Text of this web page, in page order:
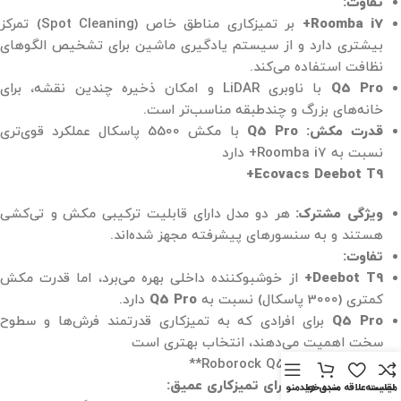
Roomba i7+
بر تمیزکاری مناطق خاص (Spot Cleaning) تمرکز
بیشتری دارد و از سیستم یادگیری ماشین برای تشخیص الگوهای
نظافت استفاده می‌کند.
Q5 Pro
با ناوبری LiDAR و امکان ذخیره چندین نقشه، برای
خانه‌های بزرگ و چندطبقه مناسب‌تر است.
قدرت مکش: Q5 Pro
با مکش 5500 پاسکال عملکرد قوی‌تری
نسبت به Roomba i7+ دارد​
Ecovacs Deebot T9+
ویژگی مشترک: هر دو مدل دارای قابلیت ترکیبی مکش و تی‌کشی
هستند و به سنسورهای پیشرفته مجهز شده‌اند.
تفاوت:
Deebot T9+
از خوشبوکننده داخلی بهره می‌برد، اما قدرت مکش
کمتری (3000 پاسکال) نسبت به
Q5 Pro دارد.
Q5 Pro برای افرادی که به تمیزکاری قدرتمند فرش‌ها و سطوح
سخت اهمیت می‌دهند، انتخاب بهتری است​
هم در خرید Roborock Q5 Pro**
قدرت مکش بالا برای تمیزکاری عمیق:
مقايسه
لیست علاقه مندی ها
سبد خریدمنو